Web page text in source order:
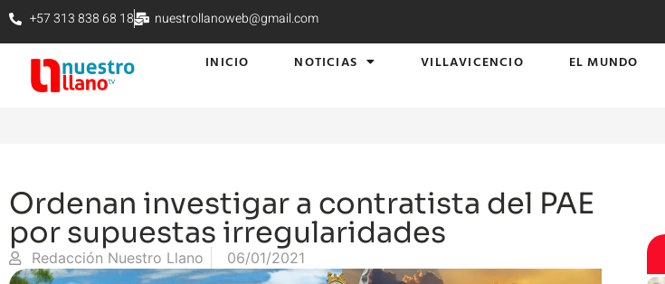
+57 313 838 68 18 nuestrollanoweb@gmail.com
INICIO NOTICIAS VILLAVICENCIO EL MUNDO
Ordenan investigar a contratista del PAE
por supuestas irregularidades
Redacción Nuestro Llano 06/01/2021